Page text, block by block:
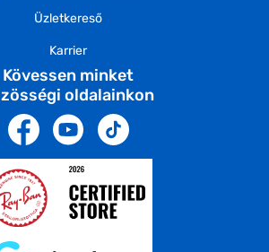
Üzletkereső
Karrier
Kövessen minket
oldalainkon